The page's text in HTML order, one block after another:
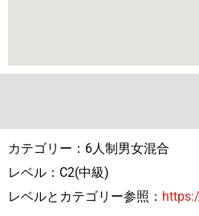
カテゴリー：6人制男女混合
レベル：C2(中級)
レベルとカテゴリー参照：